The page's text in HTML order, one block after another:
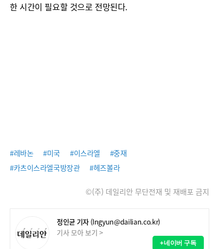
한 시간이 필요할 것으로 전망된다.
#레바논 #미국 #이스라엘
#중재
#카츠이스라엘국방장관
#헤즈볼라
©(주) 데일리안 무단전재 및 재배포 금지
정인균 기자 (Ingyun@dailian.co.kr)
기사 모아 보기 >
+네이버 구독